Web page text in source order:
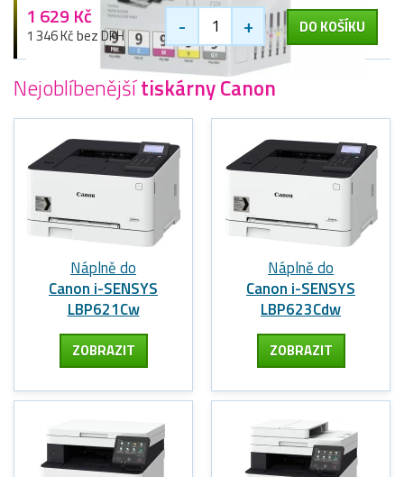
1 629 Kč
1 346 Kč bez DPH - + DO KOŠÍKU
Nejoblíbenějšítiskárny Canon
Náplně do
Canon i-SENSYS
LBP621Cw
ZOBRAZIT
Náplně do
Canon i-SENSYS
LBP623Cdw
ZOBRAZIT